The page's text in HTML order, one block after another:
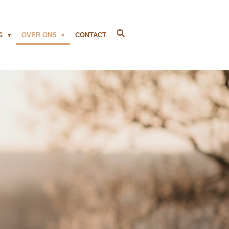
OVER ONS CONTACT